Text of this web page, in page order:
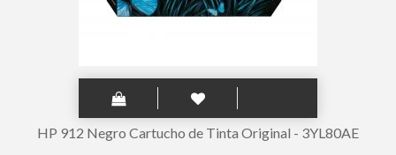
HP 912 Negro Cartucho de Tinta Original - 3YL80AE